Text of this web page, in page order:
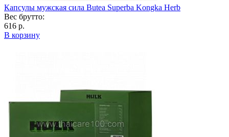
Капсулы мужская сила Butea Superba Kongka Herb
Вес брутто:
616 р.
В корзину